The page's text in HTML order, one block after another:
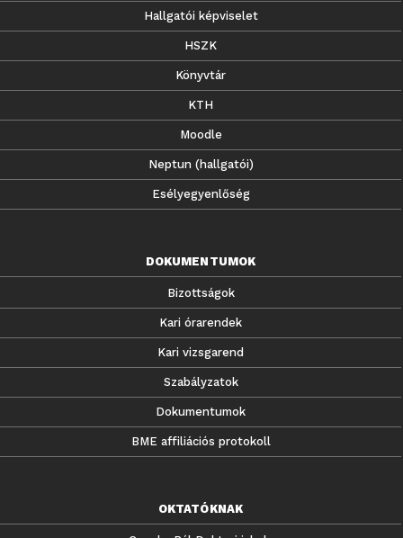
Hallgatói képviselet
HSZK
Könyvtár
KTH
Moodle
Neptun (hallgatói)
Esélyegyenlőség
DOKUMENTUMOK
Bizottságok
Kari órarendek
Kari vizsgarend
Szabályzatok
Dokumentumok
BME affiliációs protokoll
OKTATÓKNAK